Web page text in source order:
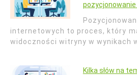
internetowych to proces, który
widoczności witryny w wynikach
Kilka słów na